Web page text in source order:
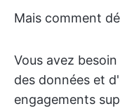
Mais comment
Vous avez
des données et
engagements